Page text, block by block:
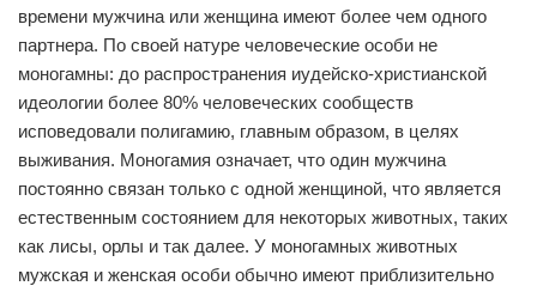
времени мужчина или женщина имеют более чем одного
партнера. По своей натуре человеческие особи не
моногамны: до распространения иудейско-христианской
идеологии более 80% человеческих сообществ
исповедовали полигамию, главным образом, в целях
выживания. Моногамия означает, что один мужчина
постоянно связан только с одной женщиной, что является
естественным состоянием для некоторых животных, таких
как лисы, орлы и так далее. У моногамных животных
мужская и женская особи обычно имеют приблизительно